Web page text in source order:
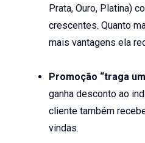
Prata, Ouro, Platina)
crescentes. Quanto
mais vantagens ela
Promoção “traga
ganha desconto ao
cliente também
vindas.